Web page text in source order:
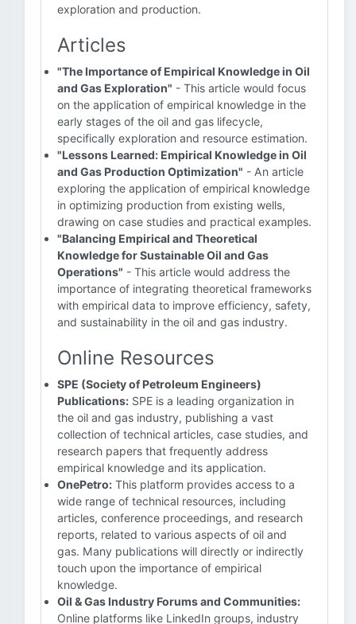
exploration and production.
Articles
"The Importance of Empirical Knowledge in Oil
and Gas Exploration" - This article would focus
on the application of empirical knowledge in the
early stages of the oil and gas lifecycle,
specifically exploration and resource estimation.
"Lessons Learned: Empirical Knowledge in Oil
and Gas Production Optimization" - An article
exploring the application of empirical knowledge
in optimizing production from existing wells,
drawing on case studies and practical examples.
"Balancing Empirical and Theoretical
Knowledge for Sustainable Oil and Gas
Operations" - This article would address the
importance of integrating theoretical frameworks
with empirical data to improve efficiency, safety,
and sustainability in the oil and gas industry.
Online Resources
SPE (Society of Petroleum Engineers)
Publications: SPE is a leading organization in
the oil and gas industry, publishing a vast
collection of technical articles, case studies, and
research papers that frequently address
empirical knowledge and its application.
OnePetro: This platform provides access to a
wide range of technical resources, including
articles, conference proceedings, and research
reports, related to various aspects of oil and
gas. Many publications will directly or indirectly
touch upon the importance of empirical
knowledge.
Oil & Gas Industry Forums and Communities:
Online platforms like LinkedIn groups, industry